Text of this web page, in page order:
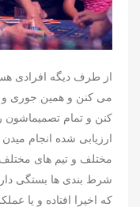
از طرف دیگه افرادی
می کنن و همین جوری
کنن و تمام تصمیماشون
ارزیابی شده انجام
مختلف و تیم های مختلف
شرط بندی ها بستگی
که اخیرا افتاده و یا